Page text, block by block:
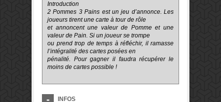
Introduction
2 Pommes 3 Pains est un jeu d’annonce. Les
joueurs tirent une carte à tour de rôle
et annoncent une valeur de Pomme et une
valeur de Pain. Si un joueur se trompe
ou prend trop de temps à réfléchir, il ramasse
l’intégralité des cartes posées en
pénalité. Pour gagner il faudra récupérer le
moins de cartes possible !
INFOS